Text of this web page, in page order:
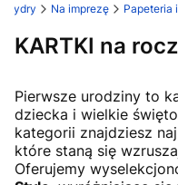
Wydry Na imprezę Papeteria
KARTKI na
Pierwsze urodziny to
dziecka i wielkie
kategorii znajdziesz
które staną się
Oferujemy